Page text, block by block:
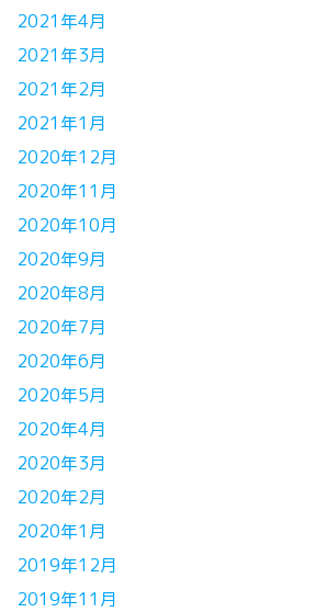
2021年4月
2021年3月
2021年2月
2021年1月
2020年12月
2020年11月
2020年10月
2020年9月
2020年8月
2020年7月
2020年6月
2020年5月
2020年4月
2020年3月
2020年2月
2020年1月
2019年12月
2019年11月